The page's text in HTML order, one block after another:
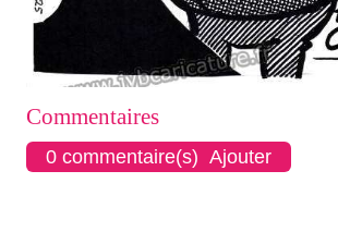
Commentaires
0 commentaire(s) Ajouter